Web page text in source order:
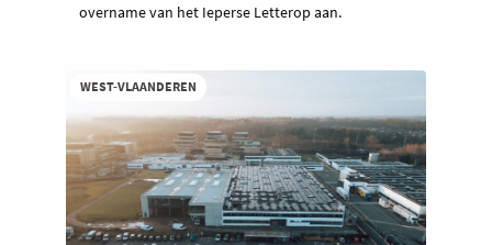
overname van het Ieperse Letterop aan.
WEST-VLAANDEREN